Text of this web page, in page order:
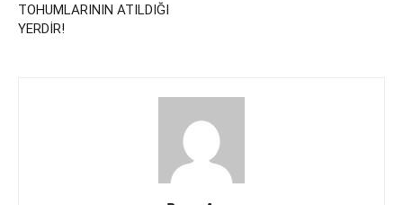
TOHUMLARININ ATILDIĞI
YERDİR!